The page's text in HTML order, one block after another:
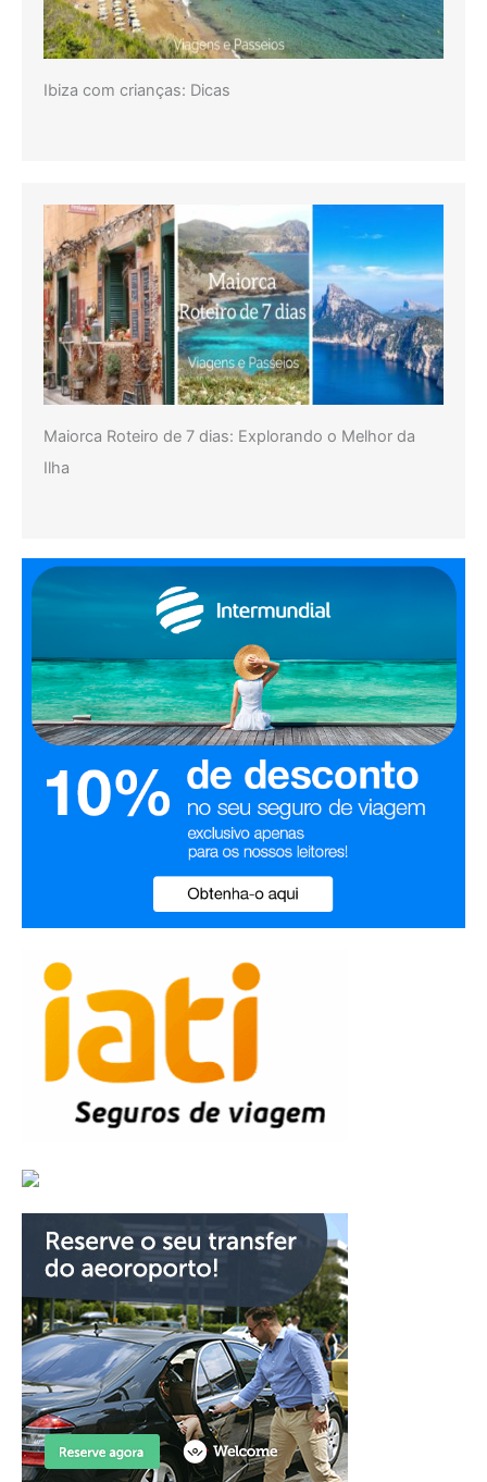
Ibiza com crianças: Dicas
Maiorca Roteiro de 7 dias: Explorando o Melhor da
Ilha